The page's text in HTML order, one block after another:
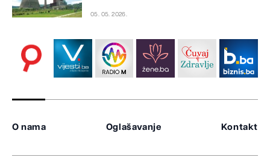
05. 05. 2026.
O nama Oglašavanje Kontakt